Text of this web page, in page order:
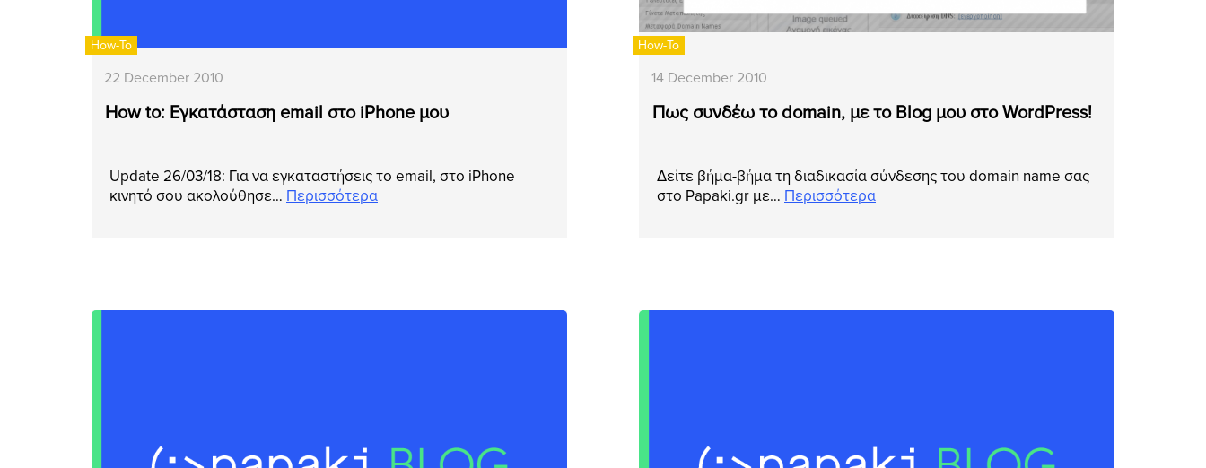
How-To
22 December 2010
How to: Εγκατάσταση email στο iPhone μου
Update 26/03/18: Για να εγκαταστήσεις το email, στο iPhone
κινητό σου ακολούθησε… Περισσότερα
How-To
14 December 2010
Πως συνδέω το domain, με το Blog μου στο WordPress!
Δείτε βήμα-βήμα τη διαδικασία σύνδεσης του domain name σας
στο Papaki.gr με… Περισσότερα